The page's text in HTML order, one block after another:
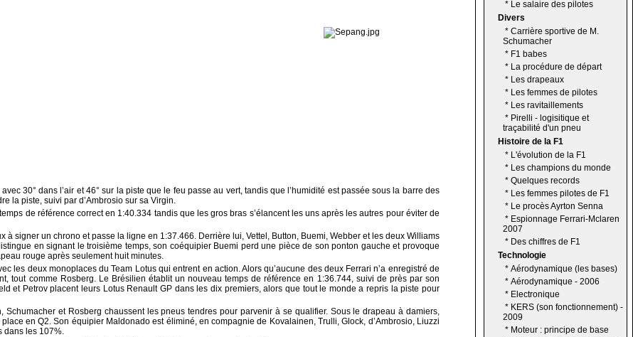
30° dans l’air et 46° sur la piste que le feu passe au vert, tandis que l’humidité est passée sous la barre des
la piste, suivi par d’Ambrosio sur sa Virgin.
de référence correct en 1:40.334 tandis que les gros bras s’élancent les uns après les autres pour éviter de
à signer un chrono et passe la ligne en 1:37.466. Derrière lui, Vettel, Button, Buemi, Webber et les deux Williams
en signant le troisième temps, son coéquipier Buemi perd une pièce de son ponton gauche et provoque
rouge après seulement huit minutes.
les deux monoplaces du Team Lotus qui entrent en action. Alors qu’aucune des deux Ferrari n’a enregistré de
tout comme Rosberg. Le Brésilien établit un nouveau temps de référence en 1:36.744, suivi de près par son
et Petrov placent leurs Lotus Renault GP dans les dix premiers, alors que tout le monde a repris la piste pour
Schumacher et Rosberg chaussent les pneus tendres pour parvenir à se qualifier. Sous le drapeau à damiers,
en Q2. Son équipier Maldonado est éliminé, en compagnie de Kovalainen, Trulli, Glock, d’Ambrosio, Liuzzi
dans les 107%.
* Le salaire des pilotes
Divers
* Carrière sportive de M.
Schumacher
* F1 babes
* La procédure de départ
* Les drapeaux
* Les femmes de pilotes
* Les ravitaillements
* Pirelli - logisitique et
traçabilité d'un pneu
Histoire de la F1
* L'évolution de la F1
* Les champions du monde
* Quelques records
* Les femmes pilotes de F1
* Le procès Ayrton Senna
* Espionnage Ferrari-Mclaren
2007
* Des chiffres de F1
Technologie
* Aérodynamique (les bases)
* Aérodynamique - 2006
* Electronique
* KERS (son fonctionnement) -
2009
* Moteur : principe de base